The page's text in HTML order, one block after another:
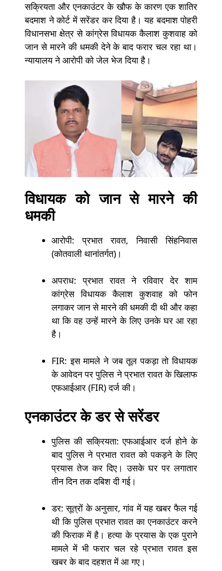
सक्रियता और एनकाउंटर के खौफ के कारण एक शातिर
बदमाश ने कोर्ट में सरेंडर कर दिया है। यह बदमाश पोहरी
विधानसभा क्षेत्र से कांग्रेस विधायक कैलाश कुशवाह को
जान से मारने की धमकी देने के बाद फरार चल रहा था।
न्यायालय ने आरोपी को जेल भेज दिया है।
विधायक को जान से मारने की
धमकी
आरोपी: प्रभात रावत, निवासी सिंहनिवास
(कोतवाली थानांतर्गत)।
अपराध: प्रभात रावत ने रविवार देर शाम
कांग्रेस विधायक कैलाश कुशवाह को फोन
लगाकर जान से मारने की धमकी दी थी और कहा
था कि वह उन्हें मारने के लिए उनके घर आ रहा
है।
FIR: इस मामले ने जब तूल पकड़ा तो विधायक
के आवेदन पर पुलिस ने प्रभात रावत के खिलाफ
एफआईआर (FIR) दर्ज की।
एनकाउंटर के डर से सरेंडर
पुलिस की सक्रियता: एफआईआर दर्ज होने के
बाद पुलिस ने प्रभात रावत को पकड़ने के लिए
प्रयास तेज कर दिए। उसके घर पर लगातार
तीन दिन तक दबिश दी गई।
डर: सूत्रों के अनुसार, गांव में यह खबर फैल गई
थी कि पुलिस प्रभात रावत का एनकाउंटर करने
की फिराक में है। हत्या के प्रयास के एक पुराने
मामले में भी फरार चल रहे प्रभात रावत इस
खबर के बाद दहशत में आ गए।